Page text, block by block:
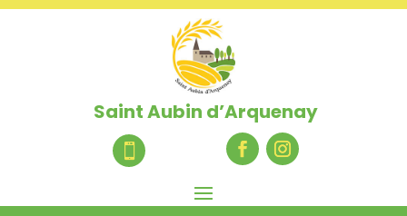
Saint Aubin d’Arquenay
